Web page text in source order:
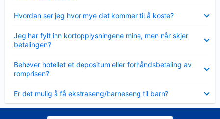
Hvordan ser jeg hvor mye det kommer til å koste?
mindre
Jeg har fylt inn kortopplysningene mine, men når skjer
betalingen?
mindre
Behøver hotellet et depositum eller forhåndsbetaling av
romprisen?
mindre
Er det mulig å få ekstraseng/barneseng til barn?
mindre